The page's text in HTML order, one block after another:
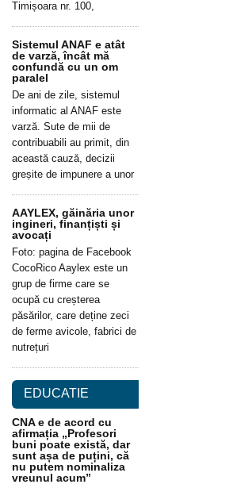
Timișoara nr. 100,
Sistemul ANAF e atât
de varză, încât mă
confundă cu un om
paralel
De ani de zile, sistemul
informatic al ANAF este
varză. Sute de mii de
contribuabili au primit, din
această cauză, decizii
greșite de impunere a unor
AAYLEX, găinăria unor
ingineri, finanțiști și
avocați
Foto: pagina de Facebook
CocoRico Aaylex este un
grup de firme care se
ocupă cu creșterea
păsărilor, care deține zeci
de ferme avicole, fabrici de
nutrețuri
EDUCATIE
CNA e de acord cu
afirmația „Profesori
buni poate există, dar
sunt așa de puțini, că
nu putem nominaliza
vreunul acum”